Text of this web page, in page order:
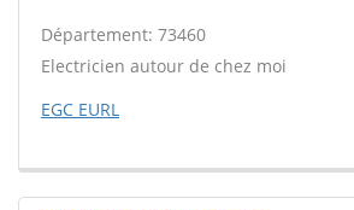
Département: 73460
Electricien autour de chez moi
EGC EURL